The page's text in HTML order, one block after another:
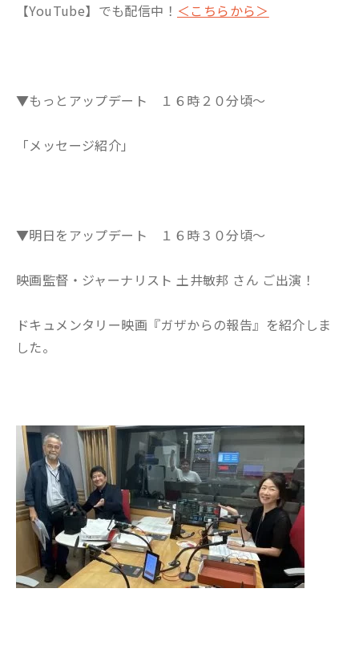
【YouTube】でも配信中！ ＜こちらから＞
▼もっとアップデート １６時２０分頃～
「メッセージ紹介」
▼明日をアップデート １６時３０分頃～
映画監督・ジャーナリスト 土井敏邦 さん ご出演！
ドキュメンタリー映画『ガザからの報告』を紹介しま
した。